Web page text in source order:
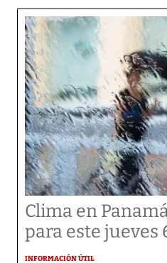
Clima en
para este jueves
INFORMACIÓN ÚTIL